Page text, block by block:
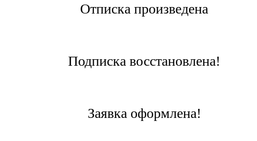
Отписка произведена
Подписка восстановлена!
Заявка оформлена!